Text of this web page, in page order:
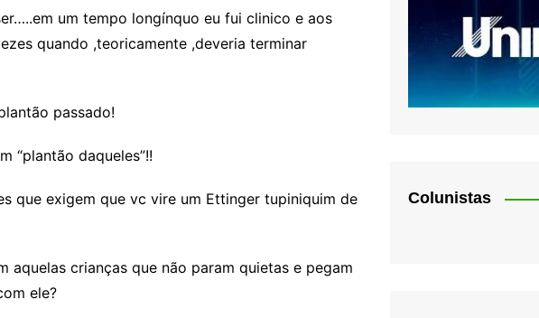
um tempo longínquo eu fui clinico e aos
quando ,teoricamente ,deveria terminar
passado!
“plantão daqueles”!!
que exigem que vc vire um Ettinger tupiniquim de
aquelas crianças que não param quietas e pegam
ele?
Colunistas